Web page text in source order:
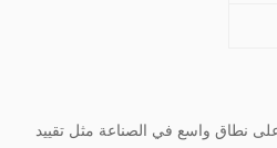
نطاق واسع في الصناعة مثل تقييد